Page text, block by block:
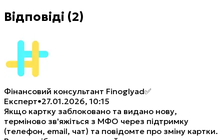
Відповіді (2)
Фінансовий консультант Finoglyad✅
Експерт•27.01.2026, 10:15
Якщо картку заблоковано та видано нову,
терміново зв'яжіться з МФО через підтримку
(телефон, email, чат) та повідомте про зміну картки.